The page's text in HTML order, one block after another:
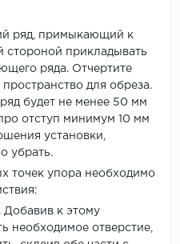
ряд, примыкающий к
стороной прикладывать
ряда. Отчертите
для обреза.
будет не менее 50 мм
отступ минимум 10 мм
установки,
убрать.
точек упора необходимо
Добавив к этому
необходимое отверстие,